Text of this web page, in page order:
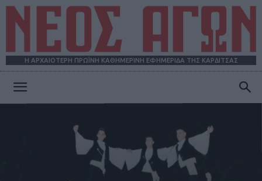
Η ΑΡΧΑΙΟΤΕΡΗ ΠΡΩΪΝΗ ΚΑΘΗΜΕΡΙΝΗ ΕΦΗΜΕΡΙΔΑ ΤΗΣ ΚΑΡΔΙΤΣΑΣ
ΑΓΩΝ